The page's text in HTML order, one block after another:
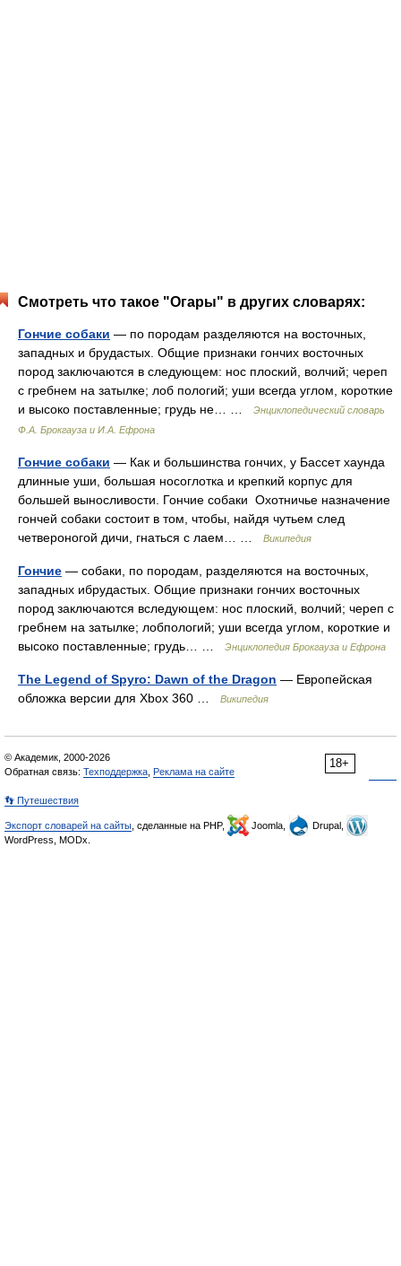
Смотреть что такое "Огары" в других словарях:
Гончие собаки — по породам разделяются на восточных,
западных и брудастых. Общие признаки гончих восточных
пород заключаются в следующем: нос плоский, волчий; череп
с гребнем на затылке; лоб пологий; уши всегда углом, короткие
и высоко поставленные; грудь не… …
Энциклопедический словарь
Ф.А. Брокгауза и И.А. Ефрона
Гончие собаки — Как и большинства гончих, у Бассет хаунда
длинные уши, большая носоглотка и крепкий корпус для
большей выносливости. Гончие собаки Охотничье назначение
гончей собаки состоит в том, чтобы, найдя чутьем след
четвероногой дичи, гнаться с лаем… …
Википедия
Гончие — собаки, по породам, разделяются на восточных,
западных ибрудастых. Общие признаки гончих восточных
пород заключаются вследующем: нос плоский, волчий; череп с
гребнем на затылке; лобпологий; уши всегда углом, короткие и
высоко поставленные; грудь… …
Энциклопедия Брокгауза и Ефрона
The Legend of Spyro: Dawn of the Dragon — Европейская
обложка версии для Xbox 360 …
Википедия
18+
© Академик, 2000-2026
Обратная связь: Техподдержка Реклама на сайте
👣 Путешествия
Экспорт словарей на сайты , сделанные на PHP, Joomla,
Drupal,
WordPress, MODx.